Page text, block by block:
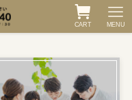
CART MENU